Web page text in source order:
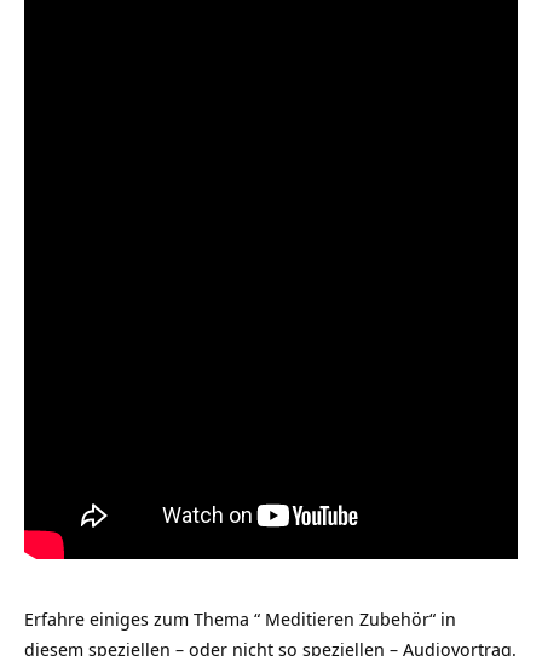
Erfahre einiges zum Thema “ Meditieren Zubehör“ in
diesem speziellen – oder nicht so speziellen – Audiovortrag.